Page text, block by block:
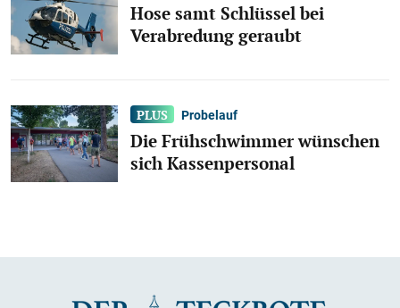
Hose samt Schlüssel bei
Verabredung geraubt
Probelauf
Die Frühschwimmer wünschen
sich Kassenpersonal